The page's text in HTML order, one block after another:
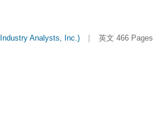
Analysts, Inc.) | 英文 466 Pages